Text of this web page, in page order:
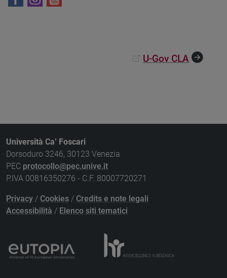
U-Gov CLA
Università Ca’ Foscari
Dorsoduro 3246, 30123 Venezia
PEC protocollo@pec.unive.it
P.IVA 00816350276 - C.F. 80007720271
Privacy / Cookies / Credits e note legali
Accessibilità / Elenco siti tematici